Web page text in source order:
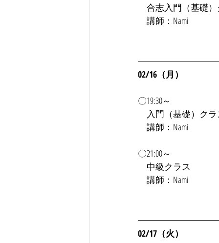
合志入門（基礎）
講師：Nami
02/16（月）
〇19:30～
入門（基礎）ク
講師：Nami
〇21:00～
中級クラス
講師：Nami
02/17（火）